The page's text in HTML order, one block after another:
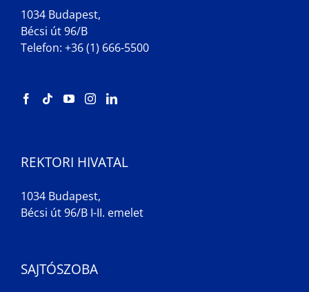
1034 Budapest,
Bécsi út 96/B
Telefon: +36 (1) 666-5500
REKTORI HIVATAL
1034 Budapest,
Bécsi út 96/B I-II. emelet
SAJTÓSZOBA